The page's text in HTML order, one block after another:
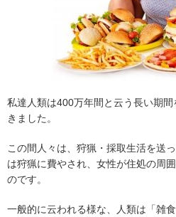
私達人類は400万年間と云う長い期
きました。
この間人々は、狩猟・採取生活を送
は狩猟に費やされ、女性が住処の周
のです。
一般的に云われる様な、人類は「雑